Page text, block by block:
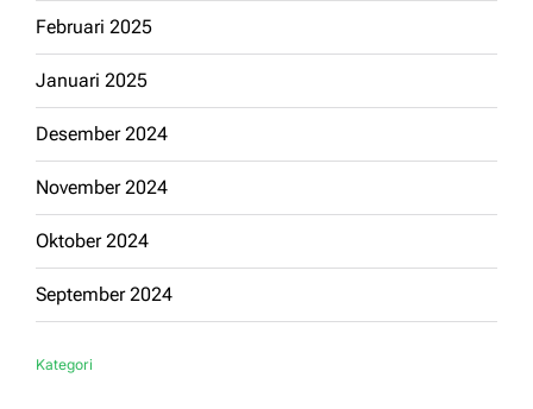
Februari 2025
Januari 2025
Desember 2024
November 2024
Oktober 2024
September 2024
Kategori